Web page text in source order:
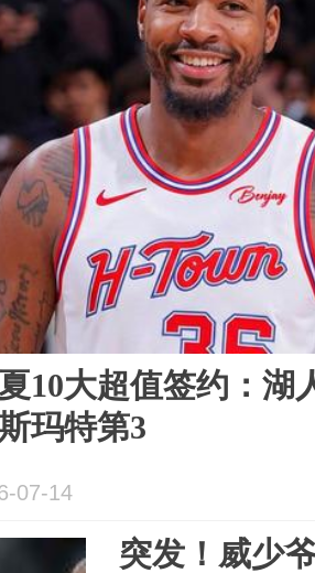
10大超值签约：湖
玛特第3
07-14
突发！威少